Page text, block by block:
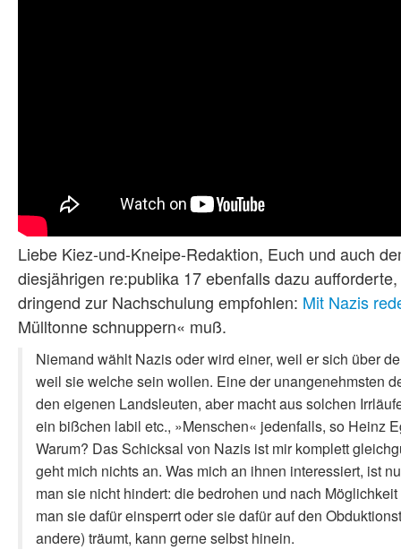
Liebe Kiez-und-Kneipe-Redaktion, Euch und auch
diesjährigen re:publika 17 ebenfalls dazu aufforderte,
dringend zur Nachschulung empfohlen: Mit Nazis
Mülltonne schnuppern« muß.
Nie­mand wählt Nazis oder wird einer, weil er sich über
weil sie welche sein wollen. Eine der unangenehmsten
den eigenen Landsleuten, aber macht aus solchen
ein bißchen labil etc., »Menschen« jedenfalls, so Heinz
Warum? Das Schicksal von Nazis ist mir komplett
geht mich nichts an. Was mich an ihnen interessiert, ist
man sie nicht hindert: die bedrohen und nach
man sie dafür ein­sperrt oder sie dafür auf den
andere) träumt, kann gerne selbst hin­ein.